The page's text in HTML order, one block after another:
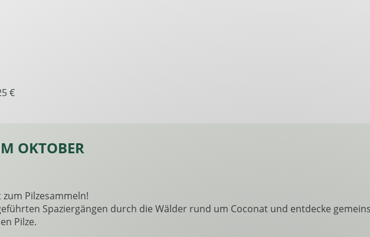
€
OKTOBER
Pilzesammeln!
Spaziergängen durch die Wälder rund um Coconat und entdecke
Pilze.